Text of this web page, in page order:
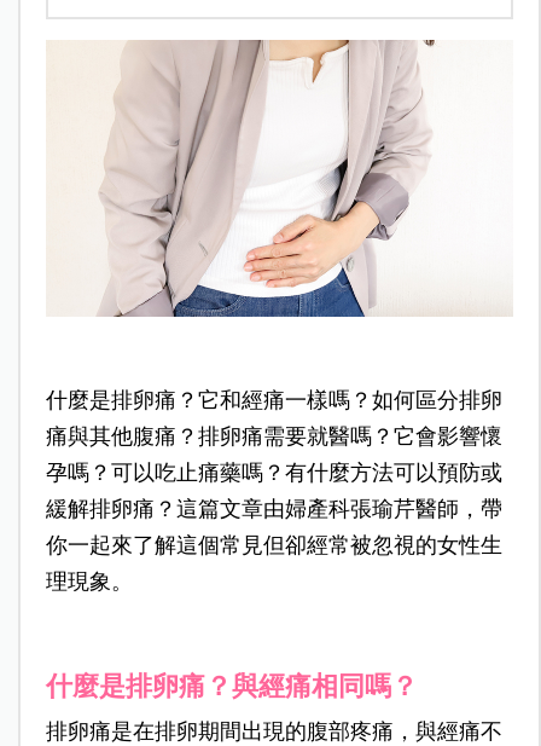
什麼是排卵痛？它和經痛一樣嗎？如何區分排卵
痛與其他腹痛？排卵痛需要就醫嗎？它會影響懷
孕嗎？可以吃止痛藥嗎？有什麼方法可以預防或
緩解排卵痛？這篇文章由婦產科張瑜芹醫師，帶
你一起來了解這個常見但卻經常被忽視的女性生
理現象。
什麼是排卵痛？與經痛相同嗎？
排卵痛是在排卵期間出現的腹部疼痛，與經痛不